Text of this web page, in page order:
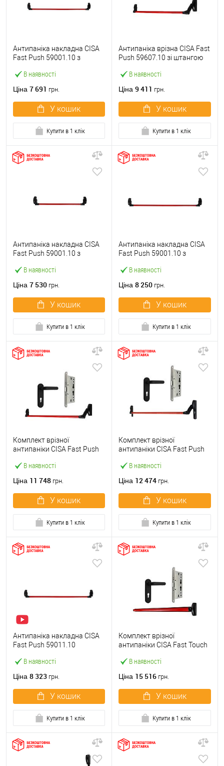
В наявності
Антипаніка накладна CISA
Fast Push 59001.10 з
мм червона
Ціна 7 691 грн.
У кошик
Купити в 1 клік
В наявності
Антипаніка врізна CISA Fast
Push 59607.10 зі штангою
Ціна 9 411 грн.
У кошик
Купити в 1 клік
В наявності
Антипаніка накладна CISA
Fast Push 59001.10 з
червона
Ціна 7 530 грн.
У кошик
Купити в 1 клік
В наявності
Антипаніка накладна CISA
Fast Push 59001.10 з
мм червона
Ціна 8 250 грн.
У кошик
Купити в 1 клік
В наявності
Комплект врізної
антипаніки CISA Fast Push
із замком та ручкою
Ціна 11 748 грн.
У кошик
Купити в 1 клік
В наявності
Комплект врізної
антипаніки CISA Fast Push
червоний із замком та
Ціна 12 474 грн.
У кошик
Купити в 1 клік
В наявності
Антипаніка накладна CISA
Fast Push 59011.10
штангою 1200 мм червона
Ціна 8 323 грн.
У кошик
Купити в 1 клік
В наявності
Комплект врізної
антипаніки CISA Fast Touch
із замком та ручкою
Ціна 15 516 грн.
У кошик
Купити в 1 клік